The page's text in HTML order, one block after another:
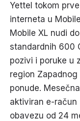
Yettel tokom
interneta u
Mobile XL nudi
standardnih 600
pozivi i poruke u
region
ponude.
aktiviran e-račun
obavezu od 24